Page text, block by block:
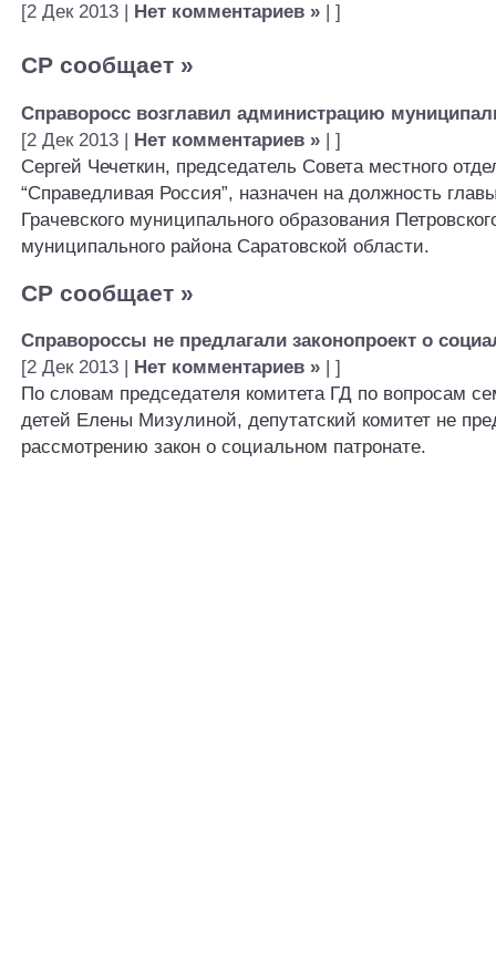
[2 Дек 2013 | Нет комментариев » | ]
СР сообщает »
Справоросс возглавил администрацию
[2 Дек 2013 | Нет комментариев » | ]
Сергей Чечеткин, председатель Совета местного
“Справедливая Россия”, назначен на должность
Грачевского муниципального образования
муниципального района Саратовской области.
СР сообщает »
Справороссы не предлагали законопроект о
[2 Дек 2013 | Нет комментариев » | ]
По словам председателя комитета ГД по вопросам
детей Елены Мизулиной, депутатский комитет не
рассмотрению закон о социальном патронате.